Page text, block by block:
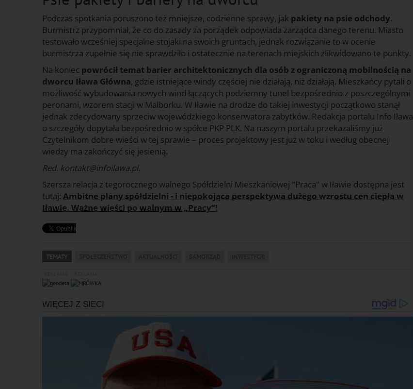
Podczas spotkania poruszono też mniejsze, codzienne sprawy, jak pakiety na psie odchody.
Burmistrz przypomniał, że co do zasady za porządek odpowiada zarządca danego terenu. Miasto
testowało wcześniej specjalne stojaki na swoich gruntach, jednak rozwiązanie to w ocenie
burmistrza zupełnie się nie sprawdziło i ostatecznie na terenach miejskich zlikwidowano te punkty.
Na koniec powrócił temat barier architektonicznych dla osób z ograniczoną mobilnością na
dworcu Iława Główna, gdzie istniejące windy częściej nie działają, niż działają. Mieszkańcy pytali o
możliwość wybudowania nowych wind łączących podziemny tunel bezpośrednio z poszczególnymi
peronami, wzorem stacji w Malborku. W Iławie na drodze do takiej inwestycji początkowo stanął
jednak zdecydowany sprzeciw wojewódzkiego konserwatora zabytków. Redakcja portalu Info Iława
o szczegóły dopytała bezpośrednio w spółce PKP PLK. Na naszym portalu przekazaliśmy już
Czytelnikom dobre wieści w tej sprawie – proces projektowy jest już w toku i według obecnej
wiedzy ma zakończyć się jesienią.
Red. kontakt@infoilawa.pl.
Szersza relacja z tegorocznego walnego Spółdzielni Mieszkaniowej "Praca" w Iławie dostępna jest
tutaj: Ambitne plany spółdzielni - i niepokojąca perspektywa dużego wzrostu cen ciepła w
Iławie. Ważne wieści po walnym w „Pracy”!
TEMATY